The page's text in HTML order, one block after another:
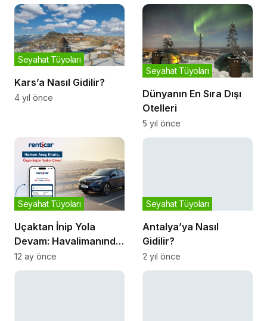
Kars’a Nasıl Gidilir?
Seyahat Tüyoları
4 yıl önce
Dünyanın En Sıra Dışı
Otelleri
Seyahat Tüyoları
5 yıl önce
Uçaktan İnip Yola
Devam: Havalimanında
Araç Kiralamanın
Püfleri
Seyahat Tüyoları
12 ay önce
Gidilir?
2 yıl önce